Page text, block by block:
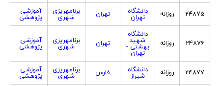
24875 روزانه دانشگاه
تهران تهران برنامهریزی
شهری
آموزشی
پژوهشی
24876 روزانه
دانشگاه
شهید
بهشتی -
تهران
تهران برنامهریزی
شهری
آموزشی
پژوهشی
24877 روزانه دانشگاه
شیراز فارس برنامهریزی
شهری
آموزشی
پژوهشی